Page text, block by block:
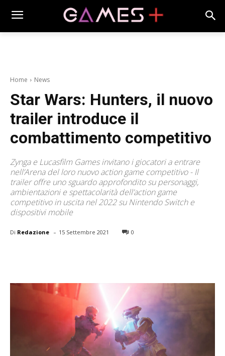
Home News
Star Wars: Hunters, il nuovo
trailer introduce il
combattimento competitivo
Zynga e Lucasfilm Games invitano i giocatori a entrare
nell’Arena del loro nuovo action game competitivo - Il
trailer offre uno sguardo approfondito su personaggi,
ambientazioni e spettacolarità dell’action game
competitivo in uscita nel 2022 su Nintendo Switch e
dispositivi mobile
Di Redazione - 15 Settembre 2021 0